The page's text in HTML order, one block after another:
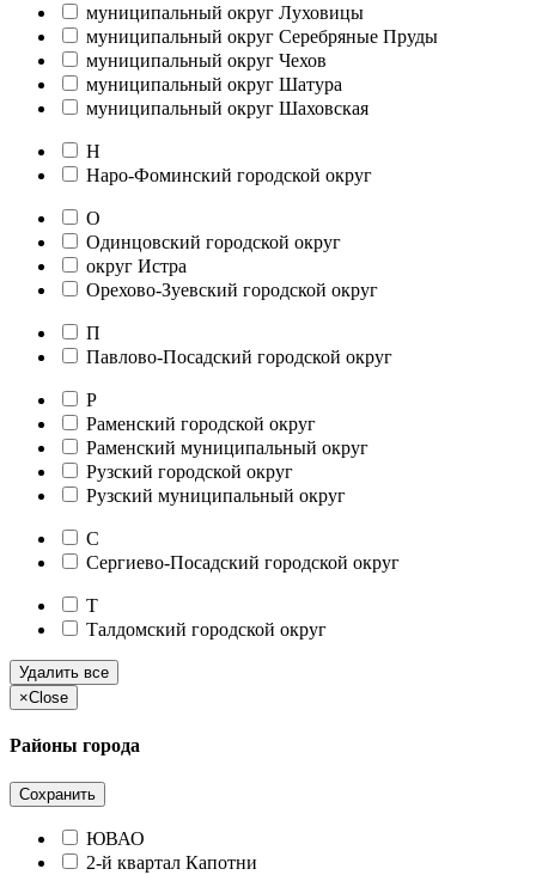
муниципальный округ Луховицы
муниципальный округ Серебряные Пруды
муниципальный округ Чехов
муниципальный округ Шатура
муниципальный округ Шаховская
Н
Наро-Фоминский городской округ
О
Одинцовский городской округ
округ Истра
Орехово-Зуевский городской округ
П
Павлово-Посадский городской округ
Р
Раменский городской округ
Раменский муниципальный округ
Рузский городской округ
Рузский муниципальный округ
С
Сергиево-Посадский городской округ
Т
Талдомский городской округ
Удалить все
×Close
Районы города
Сохранить
ЮВАО
2-й квартал Капотни